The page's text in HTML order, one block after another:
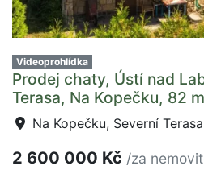
Videoprohlídka
Prodej chaty, Ústí nad
Terasa, Na Kopečku, 82 m
Na Kopečku, Severní Terasa
2 600 000 Kč /za